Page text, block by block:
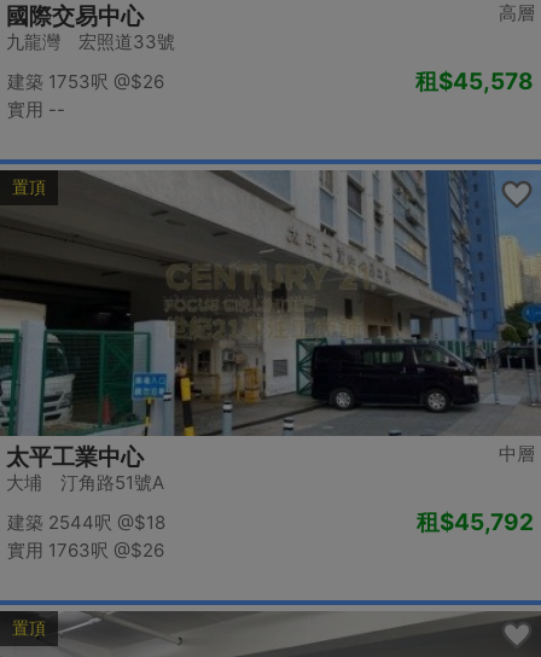
高層
國際交易中心
九龍灣 宏照道33號
建築 1753呎 @$26
實用 --
租$45,578
置頂
中層
太平工業中心
大埔 汀角路51號A
建築 2544呎 @$18
實用 1763呎 @$26
租$45,792
置頂